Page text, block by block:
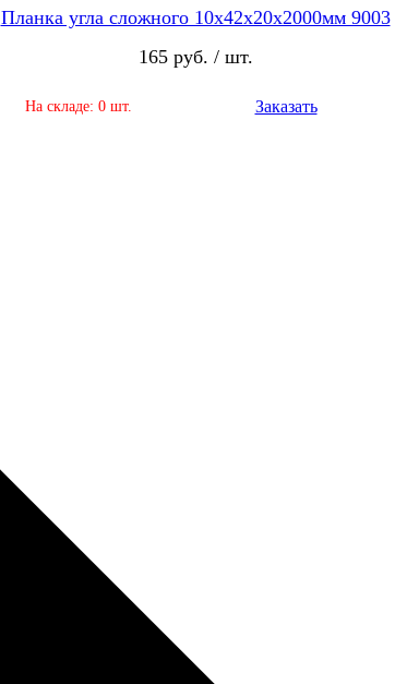
Планка угла сложного 10х42х20х2000мм 9003
165 руб. / шт.
На складе: 0 шт. Заказать